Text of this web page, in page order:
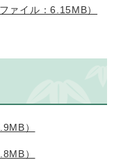
ァイル：6.15MB）
）
）